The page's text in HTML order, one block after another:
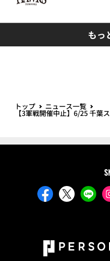
もっ
トップ ニュース一覧
【3軍戦開催中止】6/25 千葉